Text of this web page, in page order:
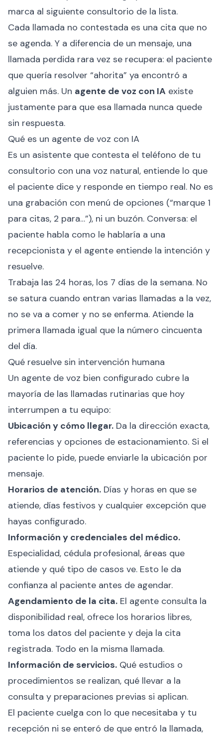
marca al siguiente consultorio de la lista.
Cada llamada no contestada es una cita que no
se agenda. Y a diferencia de un mensaje, una
llamada perdida rara vez se recupera: el paciente
que quería resolver “ahorita” ya encontró a
alguien más. Un agente de voz con IA existe
justamente para que esa llamada nunca quede
sin respuesta.
Qué es un agente de voz con IA
Es un asistente que contesta el teléfono de tu
consultorio con una voz natural, entiende lo que
el paciente dice y responde en tiempo real. No es
una grabación con menú de opciones (“marque 1
para citas, 2 para…”), ni un buzón. Conversa: el
paciente habla como le hablaría a una
recepcionista y el agente entiende la intención y
resuelve.
Trabaja las 24 horas, los 7 días de la semana. No
se satura cuando entran varias llamadas a la vez,
no se va a comer y no se enferma. Atiende la
primera llamada igual que la número cincuenta
del día.
Qué resuelve sin intervención humana
Un agente de voz bien configurado cubre la
mayoría de las llamadas rutinarias que hoy
interrumpen a tu equipo:
Ubicación y cómo llegar. Da la dirección exacta,
referencias y opciones de estacionamiento. Si el
paciente lo pide, puede enviarle la ubicación por
mensaje.
Horarios de atención. Días y horas en que se
atiende, días festivos y cualquier excepción que
hayas configurado.
Información y credenciales del médico.
Especialidad, cédula profesional, áreas que
atiende y qué tipo de casos ve. Esto le da
confianza al paciente antes de agendar.
Agendamiento de la cita. El agente consulta la
disponibilidad real, ofrece los horarios libres,
toma los datos del paciente y deja la cita
registrada. Todo en la misma llamada.
Información de servicios. Qué estudios o
procedimientos se realizan, qué llevar a la
consulta y preparaciones previas si aplican.
El paciente cuelga con lo que necesitaba y tu
recepción ni se enteró de que entró la llamada,